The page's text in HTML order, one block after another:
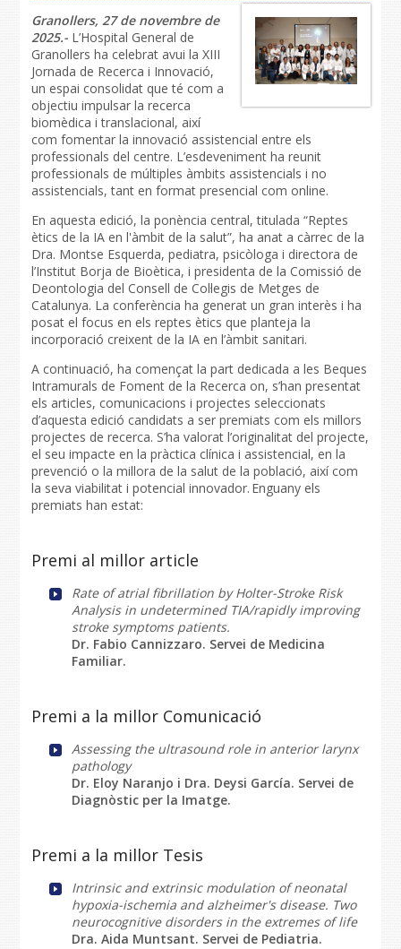
Granollers, 27 de novembre de
2025.- L’Hospital General de
Granollers ha celebrat avui la XIII
Jornada de Recerca i Innovació,
un espai consolidat que té com a
objectiu impulsar la recerca
biomèdica i translacional, així
com fomentar la innovació assistencial entre els
professionals del centre. L’esdeveniment ha reunit
professionals de múltiples àmbits assistencials i no
assistencials, tant en format presencial com online.
En aquesta edició, la ponència central, titulada “Reptes
ètics de la IA en l'àmbit de la salut”, ha anat a càrrec de la
Dra. Montse Esquerda, pediatra, psicòloga i directora de
l’Institut Borja de Bioètica, i presidenta de la Comissió de
Deontologia del Consell de Col·legis de Metges de
Catalunya. La conferència ha generat un gran interès i ha
posat el focus en els reptes ètics que planteja la
incorporació creixent de la IA en l’àmbit sanitari.
A continuació, ha començat la part dedicada a les Beques
Intramurals de Foment de la Recerca on, s’han presentat
els articles, comunicacions i projectes seleccionats
d’aquesta edició candidats a ser premiats com els millors
projectes de recerca. S’ha valorat l’originalitat del projecte,
el seu impacte en la pràctica clínica i assistencial, en la
prevenció o la millora de la salut de la població, així com
la seva viabilitat i potencial innovador. Enguany els
premiats han estat:
Premi al millor article
Rate of atrial fibrillation by Holter-Stroke Risk
Analysis in undetermined TIA/rapidly improving
stroke symptoms patients.
Dr. Fabio Cannizzaro. Servei de Medicina
Familiar.
Premi a la millor Comunicació
Assessing the ultrasound role in anterior larynx
pathology
Dr. Eloy Naranjo i Dra. Deysi García. Servei de
Diagnòstic per la Imatge.
Premi a la millor Tesis
Intrinsic and extrinsic modulation of neonatal
hypoxia-ischemia and alzheimer's disease. Two
neurocognitive disorders in the extremes of life
Dra. Aida Muntsant. Servei de Pediatria.